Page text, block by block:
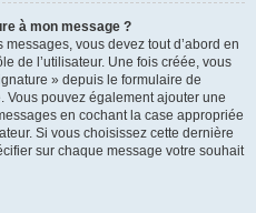
à mon message ?
vous devez tout d’abord en
de l’utilisateur. Une fois créée, vous
» depuis le formulaire de
Vous pouvez également ajouter une
en cochant la case appropriée
Si vous choisissez cette dernière
sur chaque message votre souhait